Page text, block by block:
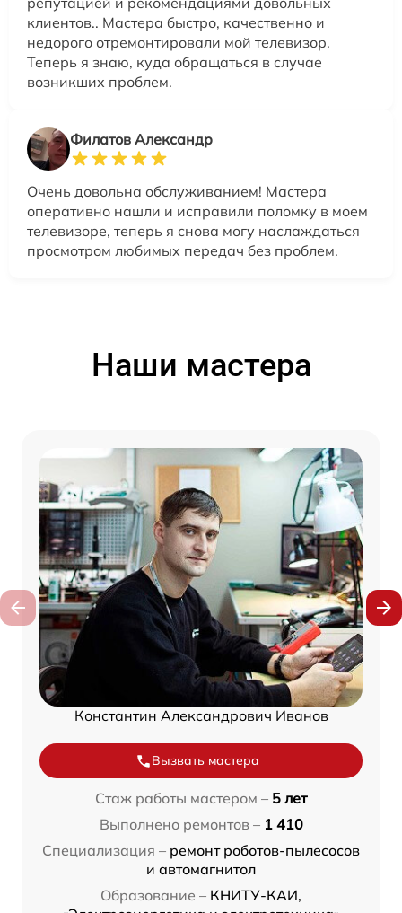
клиентов.. Мастера быстро, качественно и
недорого отремонтировали мой телевизор.
Теперь я знаю, куда обращаться в случае
возникших проблем.
Филатов Александр
Очень довольна обслуживанием! Мастера
оперативно нашли и исправили поломку в моем
телевизоре, теперь я снова могу наслаждаться
просмотром любимых передач без проблем.
Наши мастера
Константин Александрович Иванов
Вызвать мастера
Стаж работы мастером – 5 лет
Выполнено ремонтов – 1 410
Специализация – ремонт роботов-пылесосов
и автомагнитол
Образование – КНИТУ-КАИ,